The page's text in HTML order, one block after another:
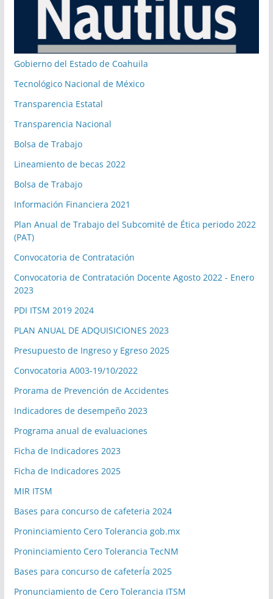
Gobierno del Estado de Coahuila
Tecnológico Nacional de México
Transparencia Estatal
Transparencia Nacional
Bolsa de Trabajo
Lineamiento de becas 2022
Bolsa de Trabajo
Información Financiera 2021
Plan Anual de Trabajo del Subcomité de Ética periodo 2022
(PAT)
Convocatoria de Contratación
Convocatoria de Contratación Docente Agosto 2022 - Enero
2023
PDI ITSM 2019 2024
PLAN ANUAL DE ADQUISICIONES 2023
Presupuesto de Ingreso y Egreso 2025
Convocatoria A003-19/10/2022
Prorama de Prevención de Accidentes
Indicadores de desempeño 2023
Programa anual de evaluaciones
Ficha de Indicadores 2023
Ficha de Indicadores 2025
MIR ITSM
Bases para concurso de cafeteria 2024
Proninciamiento Cero Tolerancia gob.mx
Proninciamiento Cero Tolerancia TecNM
Bases para concurso de cafeterÍa 2025
Pronunciamiento de Cero Tolerancia ITSM